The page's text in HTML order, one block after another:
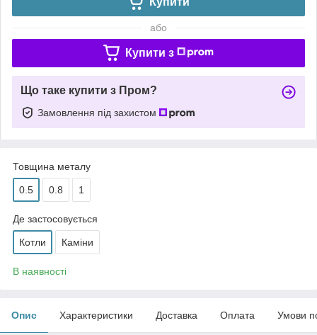
або
Купити з
Що таке купити з Пром?
Замовлення під захистом
Товщина металу
0.5 0.8 1
Де застосовується
Котли Каміни
В наявності
Опис Характеристики Доставка Оплата Умови